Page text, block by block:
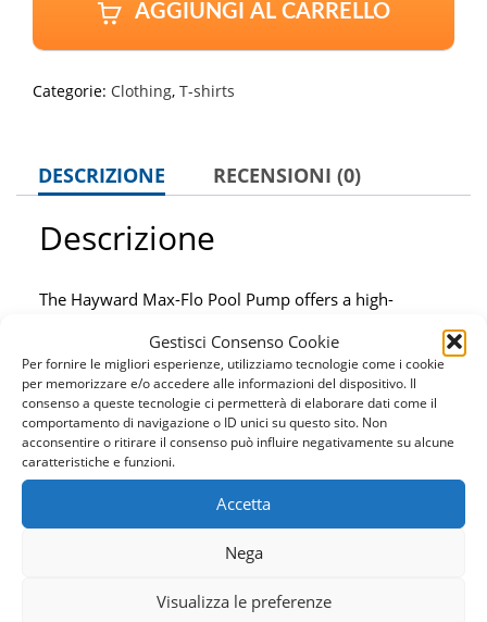
Gestisci Consenso Cookie
Per fornire le migliori esperienze, utilizziamo tecnologie come i cookie
per memorizzare e/o accedere alle informazioni del dispositivo. Il
consenso a queste tecnologie ci permetterà di elaborare dati come il
comportamento di navigazione o ID unici su questo sito. Non
acconsentire o ritirare il consenso può influire negativamente su alcune
caratteristiche e funzioni.
Accetta
Nega
Visualizza le preferenze
–
Fit
AGGIUNGI AL CARRELLO
Categorie: Clothing, T-shirts
DESCRIZIONE RECENSIONI (0)
Descrizione
The Hayward Max-Flo Pool Pump offers a high-
Your pool pump is the central element to your pool’s
“circulation” system. A pump keeps the water moving
throughout your pool’s equipment system. The Max-Flo
delivers the constant power needed for circulating and
filtering water through your swimming pool. With its
handle any pool environment. This makes the Max-Flo
for a current pool owner looking to replace an existing